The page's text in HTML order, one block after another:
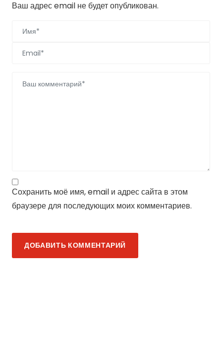
Ваш адрес email не будет опубликован.
Сохранить моё имя, email и адрес сайта в этом
браузере для последующих моих комментариев.
ДОБАВИТЬ КОММЕНТАРИЙ